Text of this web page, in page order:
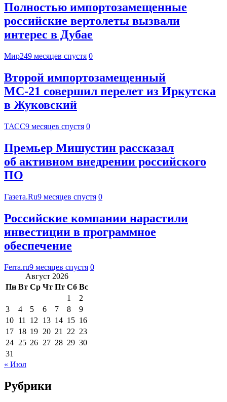
Полностью импортозамещенные
российские вертолеты вызвали
интерес в Дубае
Мир249 месяцев спустя 0
Второй импортозамещенный
МС-21 совершил перелет из Иркутска
в Жуковский
ТАСС9 месяцев спустя 0
Премьер Мишустин рассказал
об активном внедрении российского
ПО
Газета.Ru9 месяцев спустя 0
Российские компании нарастили
инвестиции в программное
обеспечение
Ferra.ru9 месяцев спустя 0
Август 2026
Пн Вт Ср Чт Пт Сб Вс
1
2
3
4 5 6 7 8
9
10 11 12 13 14 15 16
17 18 19 20 21 22 23
24 25 26 27 28 29 30
31
« Июл
Рубрики